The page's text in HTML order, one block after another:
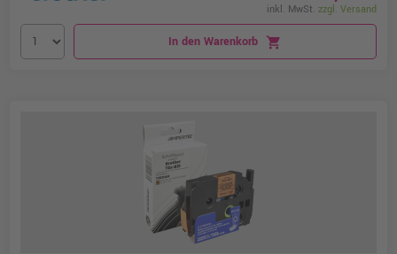
inkl. MwSt. zzgl. Versand
In den Warenkorb shopping_cart